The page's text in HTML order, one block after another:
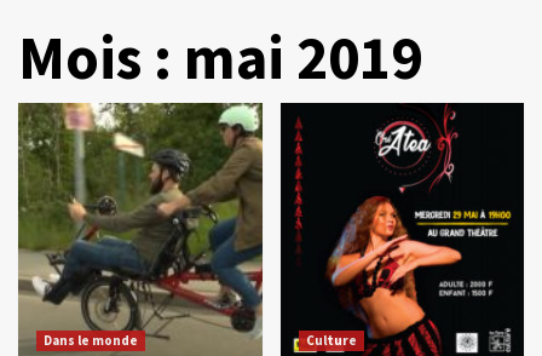
Mois : mai 2019
Dans le monde Culture